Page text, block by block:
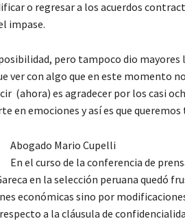
o regresar a los acuerdos
impase.
pero tampoco dio mayores
ver con algo que en este momento
(ahora) es agradecer por los casi
en emociones y así es que
Abogado Mario Cupelli
En el curso de la conferencia de
en la selección peruana quedó
económicas sino por
a la cláusula de